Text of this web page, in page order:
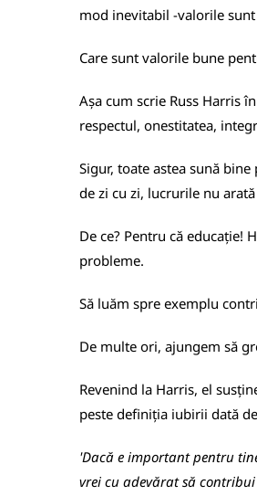
mod inevitabil -valorile
Care sunt valorile bune
Așa cum scrie Russ Harris
respectul, onestitatea,
Sigur, toate astea sună
de zi cu zi, lucrurile nu
De ce? Pentru că educație!
probleme.
Să luăm spre exemplu
De multe ori, ajungem să
Revenind la Harris, el
peste definiția iubirii dată
'Dacă e important pentru
vrei cu adevărat să